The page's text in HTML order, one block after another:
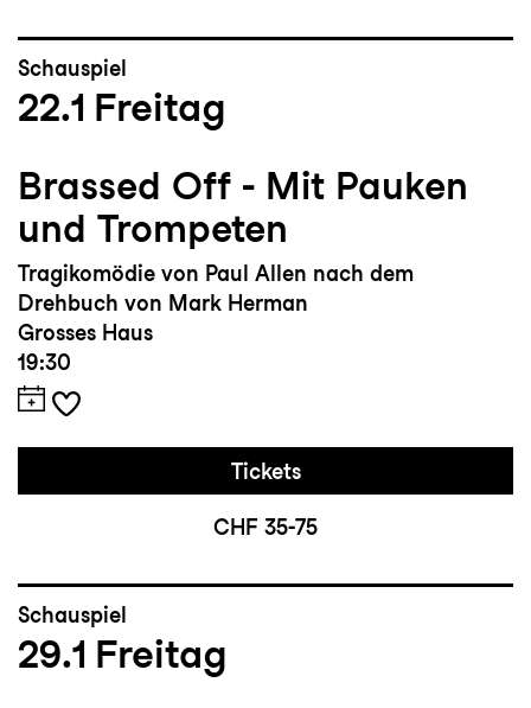
Schauspiel
22.1 Freitag
Brassed Off - Mit Pauken
und Trompeten
Tragikomödie von Paul Allen nach dem
Drehbuch von Mark Herman
Grosses Haus
19:30
Tickets
CHF 35-75
Schauspiel
29.1 Freitag